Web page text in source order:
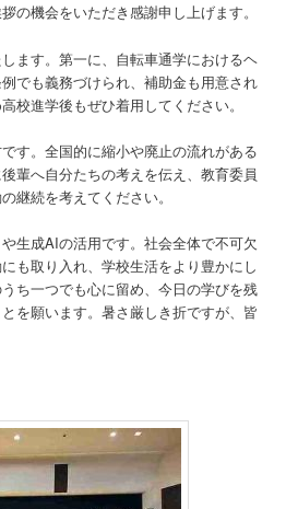
の機会をいただき感謝申し上げます。
ます。第一に、自転車通学におけるヘ
でも義務づけられ、補助金も用意され
校進学後もぜひ着用してください。
す。全国的に縮小や廃止の流れがある
輩へ自分たちの考えを伝え、教育委員
継続を考えてください。
生成AIの活用です。社会全体で不可欠
も取り入れ、学校生活をより豊かにし
ち一つでも心に留め、今日の学びを残
を願います。暑さ厳しき折ですが、皆